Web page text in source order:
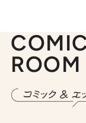
ROOM